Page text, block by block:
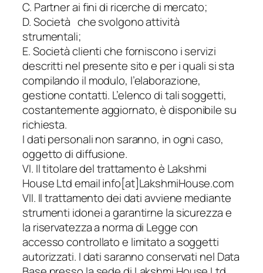
C. Partner ai fini di ricerche di mercato;
D. Società che svolgono attività
strumentali;
E. Società clienti che forniscono i servizi
descritti nel presente sito e per i quali si sta
compilando il modulo, l’elaborazione,
gestione contatti. L’elenco di tali soggetti,
costantemente aggiornato, è disponibile su
richiesta.
I dati personali non saranno, in ogni caso,
oggetto di diffusione.
VI. Il titolare del trattamento è Lakshmi
House Ltd email info[at]LakshmiHouse.com
VII. Il trattamento dei dati avviene mediante
strumenti idonei a garantirne la sicurezza e
la riservatezza a norma di Legge con
accesso controllato e limitato a soggetti
autorizzati. I dati saranno conservati nel Data